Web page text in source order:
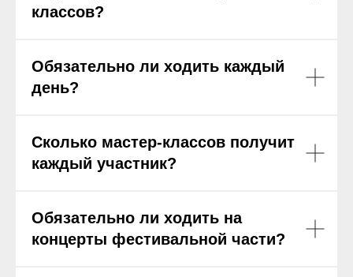
классов?
Обязательно ли ходить каждый
день?
Сколько мастер-классов получит
каждый участник?
Обязательно ли ходить на
концерты фестивальной части?